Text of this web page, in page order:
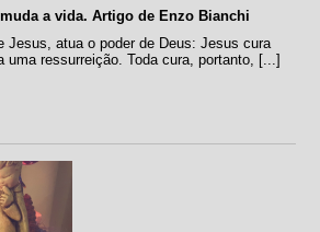
a vida. Artigo de Enzo Bianchi
Jesus, atua o poder de Deus: Jesus cura
uma ressurreição. Toda cura, portanto, [...]